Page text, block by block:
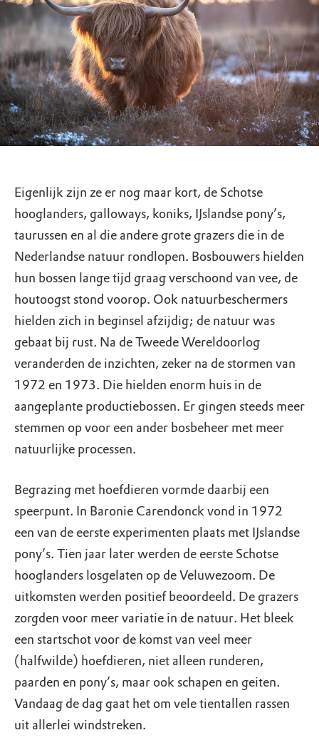
Eigenlijk zijn ze er nog maar kort, de Schotse
hooglanders, galloways, koniks, IJslandse pony’s,
taurussen en al die andere grote grazers die in de
Nederlandse natuur rondlopen. Bosbouwers hielden
hun bossen lange tijd graag verschoond van vee, de
houtoogst stond voorop. Ook natuurbeschermers
hielden zich in beginsel afzijdig; de natuur was
gebaat bij rust. Na de Tweede Wereldoorlog
veranderden de inzichten, zeker na de stormen van
1972 en 1973. Die hielden enorm huis in de
aangeplante productiebossen. Er gingen steeds meer
stemmen op voor een ander bosbeheer met meer
natuurlijke processen.
Begrazing met hoefdieren vormde daarbij een
speerpunt. In Baronie Carendonck vond in 1972
een van de eerste experimenten plaats met IJslandse
pony’s. Tien jaar later werden de eerste Schotse
hooglanders losgelaten op de Veluwezoom. De
uitkomsten werden positief beoordeeld. De grazers
zorgden voor meer variatie in de natuur. Het bleek
een startschot voor de komst van veel meer
(halfwilde) hoefdieren, niet alleen runderen,
paarden en pony’s, maar ook schapen en geiten.
Vandaag de dag gaat het om vele tientallen rassen
uit allerlei windstreken.